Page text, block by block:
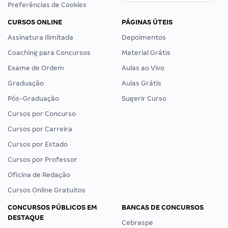
Preferências de Cookies
CURSOS ONLINE
Assinatura Ilimitada
Coaching para Concursos
Exame de Ordem
Graduação
Pós-Graduação
Cursos por Concurso
Cursos por Carreira
Cursos por Estado
Cursos por Professor
Oficina de Redação
Cursos Online Gratuitos
PÁGINAS ÚTEIS
Depoimentos
Material Grátis
Aulas ao Vivo
Aulas Grátis
Sugerir Curso
CONCURSOS PÚBLICOS EM
DESTAQUE
BANCAS DE CONCURSOS
Cebraspe